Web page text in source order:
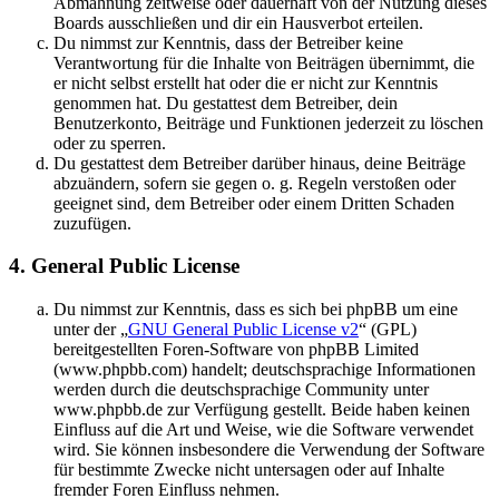
Boards ausschließen und dir ein Hausverbot erteilen.
Du nimmst zur Kenntnis, dass der Betreiber keine
Verantwortung für die Inhalte von Beiträgen übernimmt, die
er nicht selbst erstellt hat oder die er nicht zur Kenntnis
genommen hat. Du gestattest dem Betreiber, dein
Benutzerkonto, Beiträge und Funktionen jederzeit zu löschen
oder zu sperren.
Du gestattest dem Betreiber darüber hinaus, deine Beiträge
abzuändern, sofern sie gegen o. g. Regeln verstoßen oder
geeignet sind, dem Betreiber oder einem Dritten Schaden
zuzufügen.
4. General Public License
Du nimmst zur Kenntnis, dass es sich bei phpBB um eine
unter der „GNU General Public License v2“ (GPL)
bereitgestellten Foren-Software von phpBB Limited
(www.phpbb.com) handelt; deutschsprachige Informationen
werden durch die deutschsprachige Community unter
www.phpbb.de zur Verfügung gestellt. Beide haben keinen
Einfluss auf die Art und Weise, wie die Software verwendet
wird. Sie können insbesondere die Verwendung der Software
für bestimmte Zwecke nicht untersagen oder auf Inhalte
fremder Foren Einfluss nehmen.